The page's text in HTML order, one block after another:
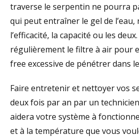
traverse le serpentin ne pourra
qui peut entraîner le gel de l’eau,
l’efficacité, la capacité ou les
régulièrement le filtre à air pour
free excessive de pénétrer dans
Faire entretenir et nettoyer vos
deux fois par an par un
aidera votre système à
et à la température que vous